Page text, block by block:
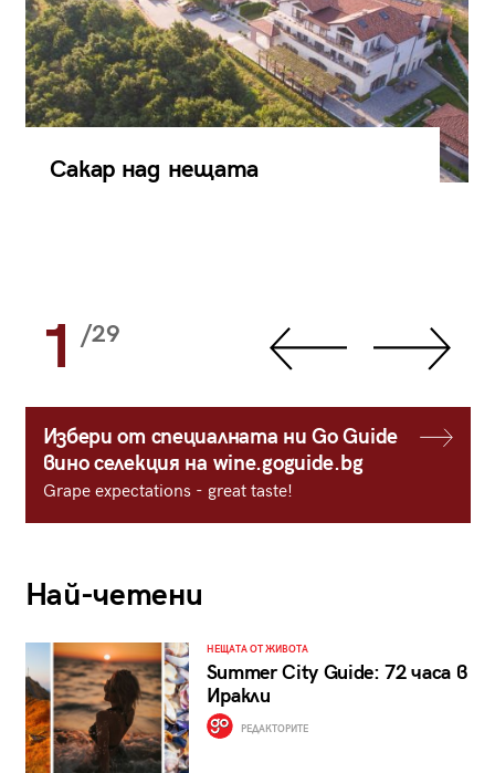
Сакар над нещата
1 /29
Избери от специалната ни Go Guide
вино селекция на wine.goguide.bg
Grape expectations - great taste!
Най-четени
НЕЩАТА ОТ ЖИВОТА
Summer City Guide: 72 часа в
Иракли
РЕДАКТОРИТЕ